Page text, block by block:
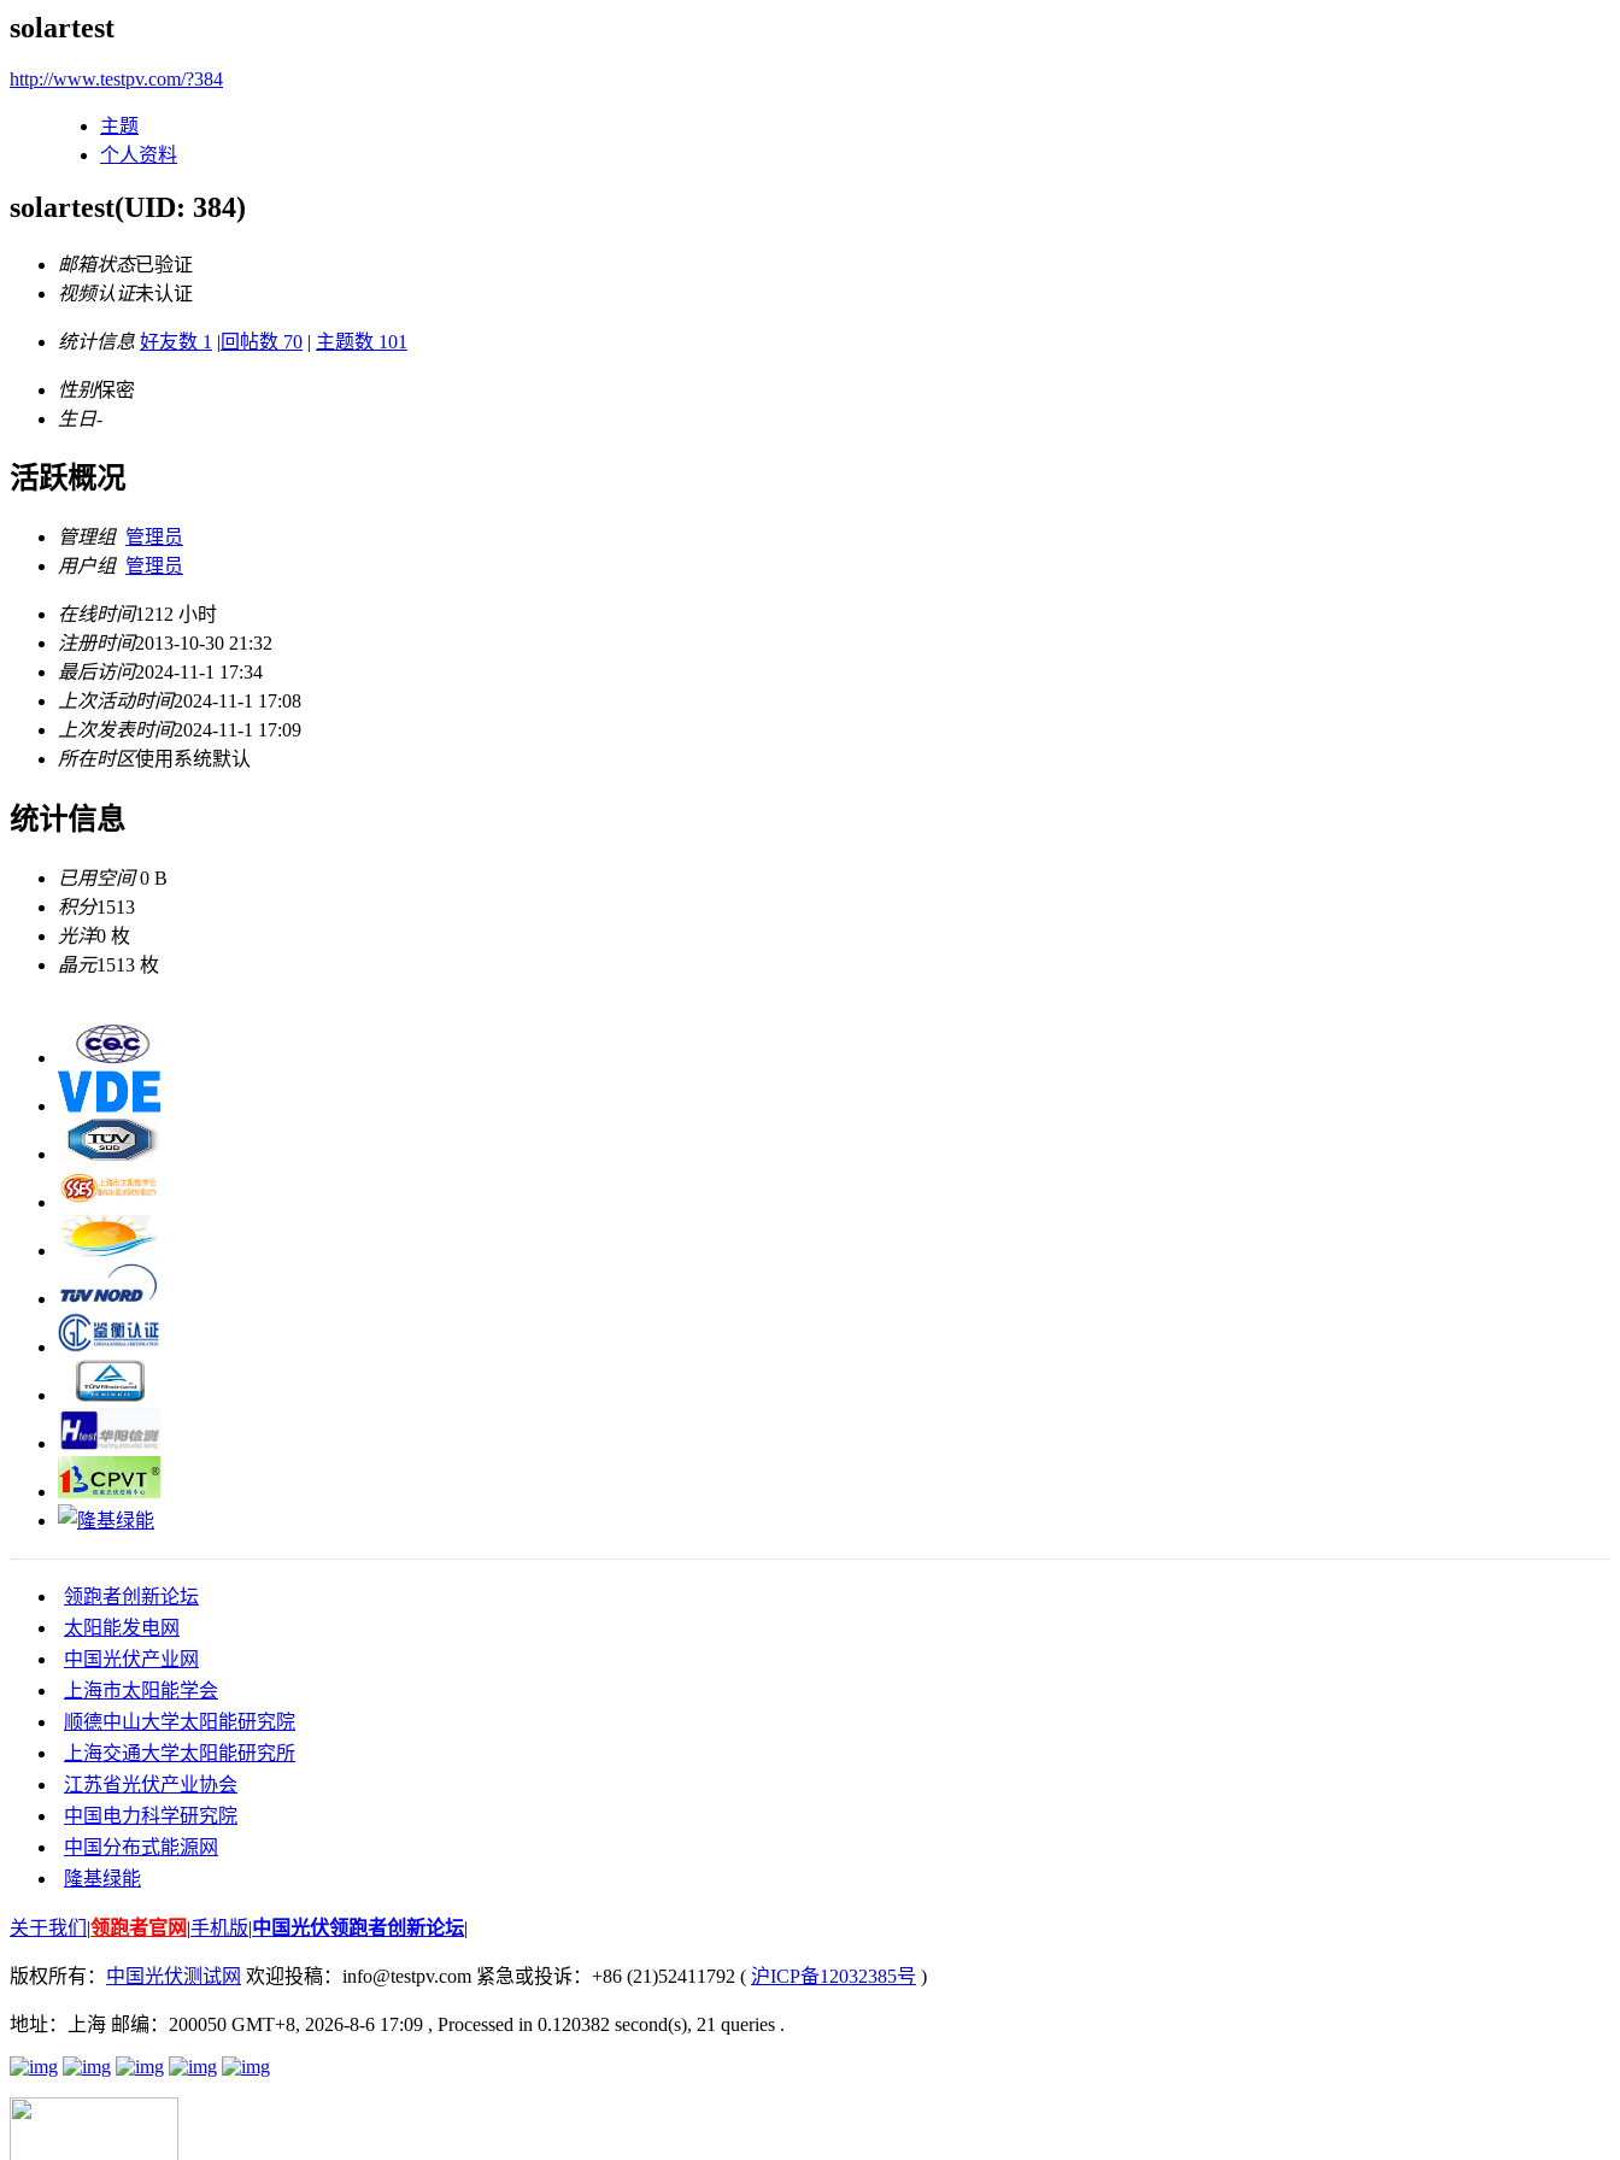
solartest
http://www.testpv.com/?384
主题
个人资料
solartest(UID: 384)
邮箱状态已验证
视频认证未认证
统计信息 好友数 1 |回帖数 70 | 主题数 101
性别保密
生日-
活跃概况
管理组 管理员
用户组 管理员
在线时间1212 小时
注册时间2013-10-30 21:32
最后访问2024-11-1 17:34
上次活动时间2024-11-1 17:08
上次发表时间2024-11-1 17:09
所在时区使用系统默认
统计信息
已用空间0 B
积分1513
光洋0 枚
晶元1513 枚
领跑者创新论坛
太阳能发电网
中国光伏产业网
上海市太阳能学会
顺德中山大学太阳能研究院
上海交通大学太阳能研究所
江苏省光伏产业协会
中国电力科学研究院
中国分布式能源网
隆基绿能
关于我们 |领跑者官网|手机版|中国光伏领跑者创新论坛|
版权所有： 中国光伏测试网 欢迎投稿：info@testpv.com 紧急或投诉：+86 (21)52411792 ( 沪ICP备12032385号 )
地址：上海 邮编：200050 GMT+8, 2026-8-6 17:09 , Processed in 0.120382 second(s), 21 queries .